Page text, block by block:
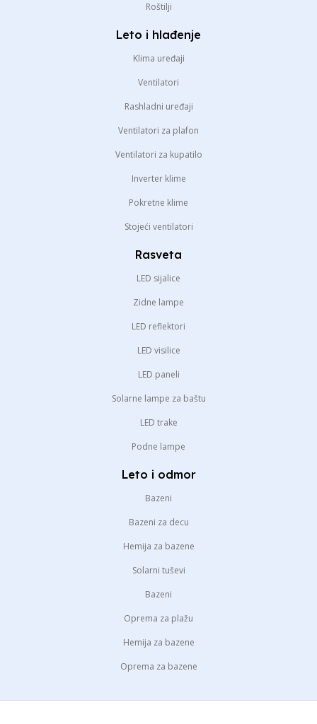
Roštilji
Leto i hlađenje
Klima uređaji
Ventilatori
Rashladni uređaji
Ventilatori za plafon
Ventilatori za kupatilo
Inverter klime
Pokretne klime
Stojeći ventilatori
Rasveta
LED sijalice
Zidne lampe
LED reflektori
LED visilice
LED paneli
Solarne lampe za baštu
LED trake
Podne lampe
Leto i odmor
Bazeni
Bazeni za decu
Hemija za bazene
Solarni tuševi
Bazeni
Oprema za plažu
Hemija za bazene
Oprema za bazene